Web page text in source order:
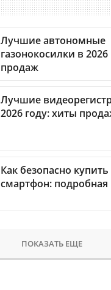
Лучшие автономные
газонокосилки в
продаж
Лучшие
2026 году: хиты
Как безопасно
смартфон: подробная
ПОКАЗАТЬ ЕЩЕ